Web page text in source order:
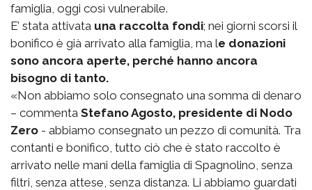
famiglia, oggi così vulnerabile.
E’ stata attivata una raccolta fondi; nei giorni scorsi il
bonifico è già arrivato alla famiglia, ma le donazioni
sono ancora aperte, perché hanno ancora
bisogno di tanto.
«Non abbiamo solo consegnato una somma di denaro
– commenta Stefano Agosto, presidente di Nodo
Zero - abbiamo consegnato un pezzo di comunità. Tra
contanti e bonifico, tutto ciò che è stato raccolto è
arrivato nelle mani della famiglia di Spagnolino, senza
filtri, senza attese, senza distanza. Li abbiamo guardati